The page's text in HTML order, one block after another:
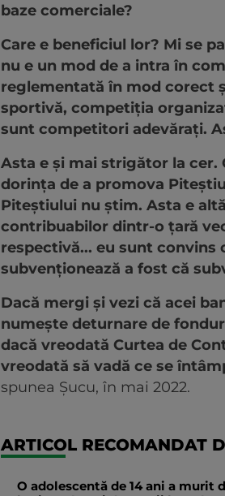
baze comerciale?
Care e beneficiul lor? Mi se
nu e un mod de a intra în
reglementată în mod corect
sportivă, competiția
sunt competitori adevărați.
Asta e și mai strigător la cer.
dorința de a promova
Piteștiului nu știm. Asta e
contribuabilor dintr-o țară
respectivă... eu sunt convins
subvenționează a fost că
Dacă mergi și vezi că acei
numește deturnare de
dacă vreodată Curtea de
vreodată să vadă ce se
spunea Șucu, în mai 2022.
ARTICOL RECOMANDAT
O adolescentă de 14 ani a murit